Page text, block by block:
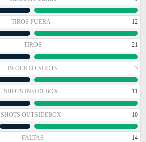
TIROS FUERA 12
TIROS 21
BLOCKED SHOTS 3
SHOTS INSIDEBOX 11
SHOTS OUTSIDEBOX 10
FALTAS 14